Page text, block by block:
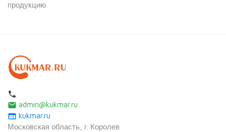
продукцию
local_phone
email admin@kukmar.ru
web kukmar.ru
Московская область, г. Королев